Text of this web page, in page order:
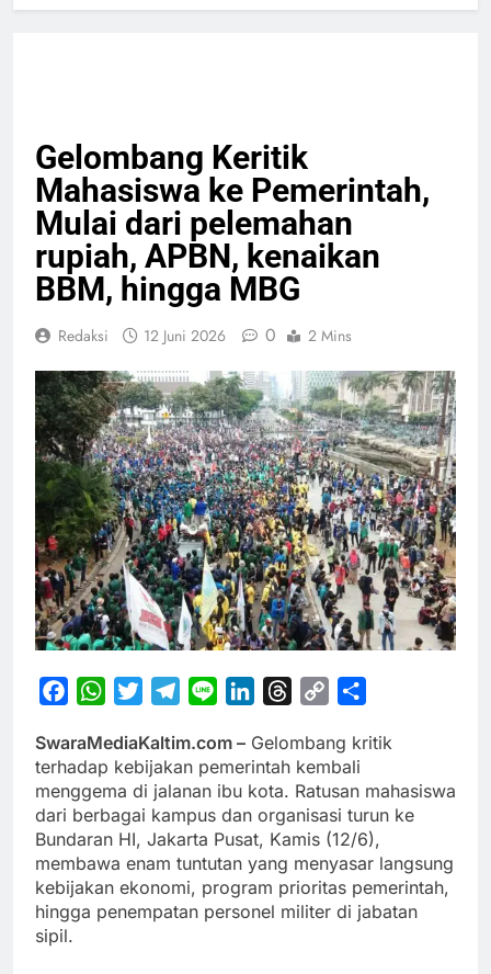
Gelombang Keritik
Mahasiswa ke Pemerintah,
Mulai dari pelemahan
rupiah, APBN, kenaikan
BBM, hingga MBG
Redaksi 12 Juni 2026 0 2 Mins
FacebookWhatsApp
TwitterTelegram
Line LinkedInThreads
Copy
SwaraMediaKaltim.com – Gelombang kritik
terhadap kebijakan pemerintah kembali
menggema di jalanan ibu kota. Ratusan mahasiswa
dari berbagai kampus dan organisasi turun ke
Bundaran HI, Jakarta Pusat, Kamis (12/6),
membawa enam tuntutan yang menyasar langsung
kebijakan ekonomi, program prioritas pemerintah,
hingga penempatan personel militer di jabatan
sipil.